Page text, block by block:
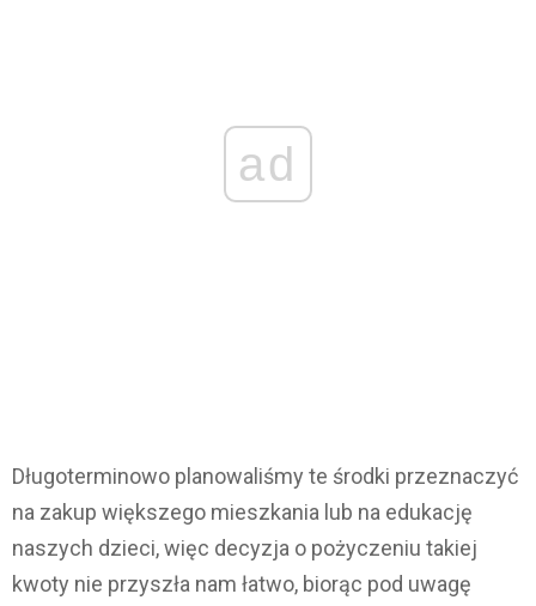
ad
Długoterminowo planowaliśmy te środki przeznaczyć
na zakup większego mieszkania lub na edukację
naszych dzieci, więc decyzja o pożyczeniu takiej
kwoty nie przyszła nam łatwo, biorąc pod uwagę